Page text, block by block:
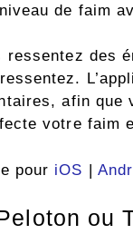
de faim
ressentez des
afin
votre faim
pour iOS |
ou